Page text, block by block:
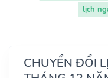
lịch
CHUYỂN ĐỔI